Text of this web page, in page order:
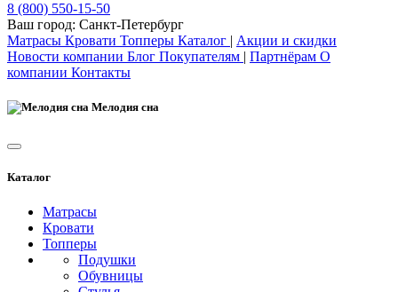
8 (800) 550-15-50
Ваш город: Санкт-Петербург
Матрасы Кровати Топперы Каталог | Акции и скидки
Новости компании Блог Покупателям | Партнёрам О
компании Контакты
Мелодия сна
Каталог
Матрасы
Кровати
Топперы
Подушки
Обувницы